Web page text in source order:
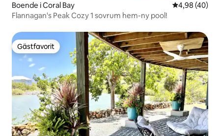
Boende i Coral Bay 4,98 av 5 i
4,98 (40)
Flannagan's Peak Cozy 1 sovrum hem-ny pool!
Gästfavorit
Gästfavorit